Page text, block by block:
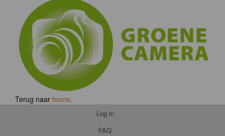
Terug naar home.
Log in
FAQ